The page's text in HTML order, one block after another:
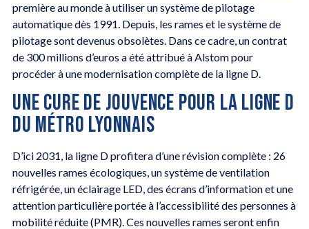
première au monde à utiliser un système de pilotage
automatique dès 1991. Depuis, les rames et le système de
pilotage sont devenus obsolètes. Dans ce cadre, un contrat
de 300 millions d’euros a été attribué à Alstom pour
procéder à une modernisation complète de la ligne D.
UNE CURE DE JOUVENCE POUR LA LIGNE D
DU MÉTRO LYONNAIS
D’ici 2031, la ligne D profitera d’une révision complète : 26
nouvelles rames écologiques, un système de ventilation
réfrigérée, un éclairage LED, des écrans d’information et une
attention particulière portée à l’accessibilité des personnes à
mobilité réduite (PMR). Ces nouvelles rames seront enfin